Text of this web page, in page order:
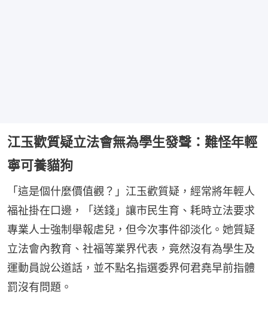
江玉歡質疑立法會無為學生發聲：難怪年輕
寧可養貓狗
「這是個什麼價值觀？」江玉歡質疑，經常將年輕人
福祉掛在口邊，「送錢」讓市民生育、耗時立法要求
專業人士強制舉報虐兒，但今次事件卻淡化。她質疑
立法會內教育、社福等業界代表，竟然沒有為學生及
運動員說公道話，並不點名指選委界何君堯早前指體
罰沒有問題。